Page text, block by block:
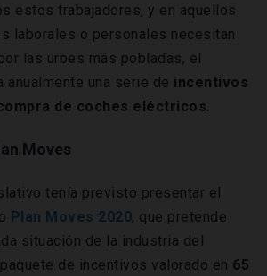
estos trabajadores, y en aquellos
laborales o personales necesitan
las urbes más pobladas, el
anualmente una serie de incentivos
de coches eléctricos.
Moves
tenía previsto presentar el
Plan Moves 2020, que pretende
situación de la industria del
de incentivos valorado en 65